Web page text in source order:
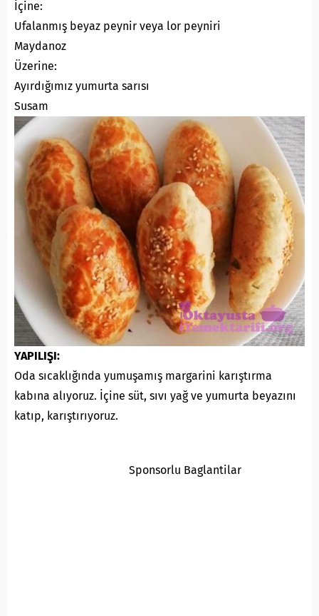
İçine:
Ufalanmış beyaz peynir veya lor peyniri
Maydanoz
Üzerine:
Ayırdığımız yumurta sarısı
Susam
YAPILIŞI:
Oda sıcaklığında yumuşamış margarini karıştırma
kabına alıyoruz. İçine süt, sıvı yağ ve yumurta beyazını
katıp, karıştırıyoruz.
Sponsorlu Baglantilar